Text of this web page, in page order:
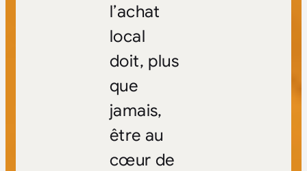
l’achat
local
doit, plus
que
jamais,
être au
cœur de